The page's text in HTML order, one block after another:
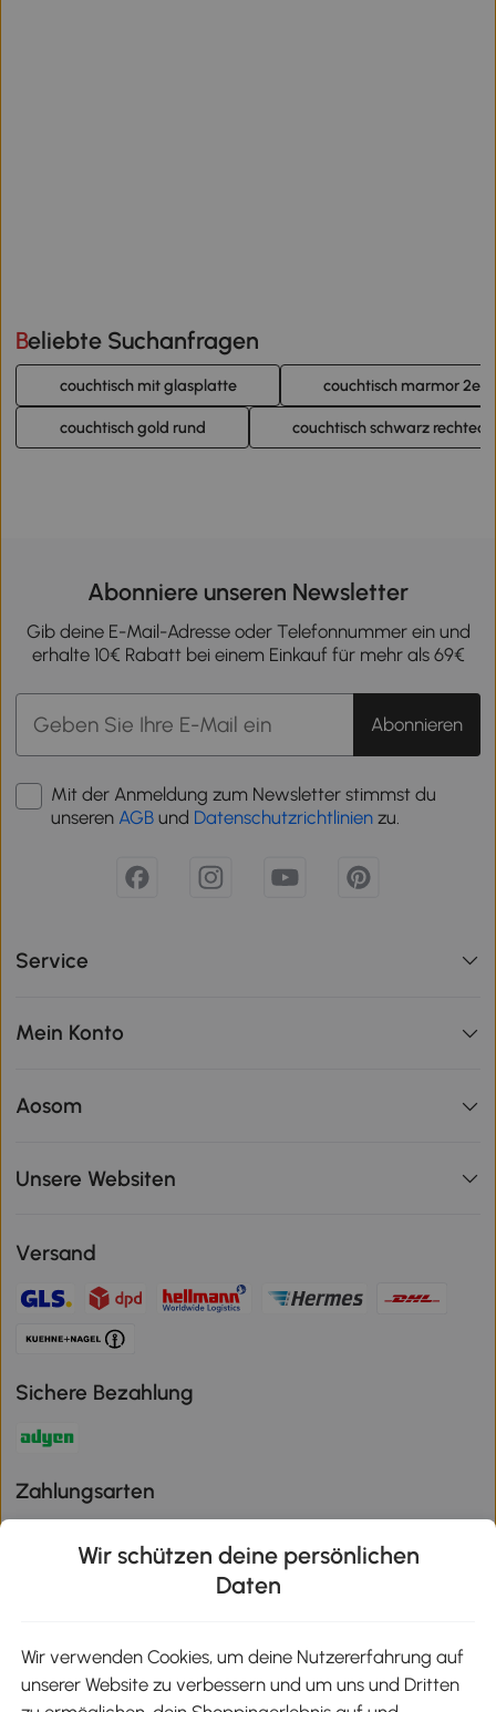
Beliebte Suchanfragen
couchtisch mit glasplatte couchtisch marmor 2er
couchtisch gold rund couchtisch schwarz
Abonniere unseren Newsletter
Gib deine E-Mail-Adresse oder Telefonnummer ein und
erhalte 10€ Rabatt bei einem Einkauf für mehr als 69€
Abonnieren
Mit der Anmeldung zum Newsletter stimmst du
unseren AGB und Datenschutzrichtlinien zu.
Service
Mein Konto
Aosom
Unsere Websiten
Versand
Sichere Bezahlung
Zahlungsarten
Wir schützen deine persönlichen
Daten
Wir verwenden Cookies, um deine Nutzererfahrung auf
unserer Website zu verbessern und um uns und Dritten